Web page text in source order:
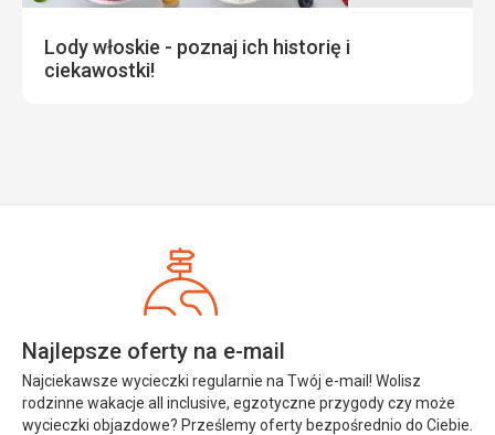
Lody włoskie - poznaj ich historię i
ciekawostki!
Najlepsze oferty na e-mail
Najciekawsze wycieczki regularnie na Twój e-mail! Wolisz
rodzinne wakacje all inclusive, egzotyczne przygody czy może
wycieczki objazdowe? Prześlemy oferty bezpośrednio do Ciebie.